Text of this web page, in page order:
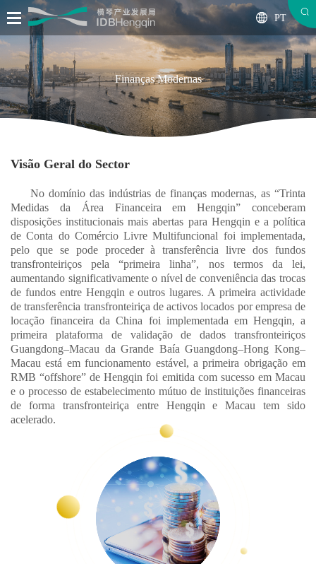
PT
Finanças Modernas
Visão Geral do Sector
No domínio das indústrias de finanças modernas, as “Trinta
Medidas da Área Financeira em Hengqin” conceberam
disposições institucionais mais abertas para Hengqin e a política
de Conta do Comércio Livre Multifuncional foi implementada,
pelo que se pode proceder à transferência livre dos fundos
transfronteiriços pela “primeira linha”, nos termos da lei,
aumentando significativamente o nível de conveniência das trocas
de fundos entre Hengqin e outros lugares. A primeira actividade
de transferência transfronteiriça de activos locados por empresa de
locação financeira da China foi implementada em Hengqin, a
primeira plataforma de validação de dados transfronteiriços
Guangdong–Macau da Grande Baía Guangdong–Hong Kong–
Macau está em funcionamento estável, a primeira obrigação em
RMB “offshore” de Hengqin foi emitida com sucesso em Macau
e o processo de estabelecimento mútuo de instituições financeiras
de forma transfronteiriça entre Hengqin e Macau tem sido
acelerado.